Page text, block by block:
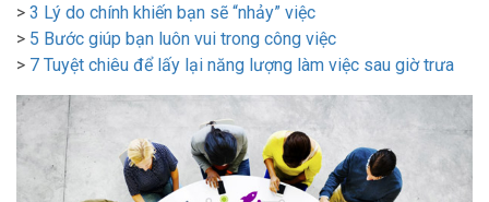
> 3 Lý do chính khiến bạn sẽ “nhảy” việc
> 5 Bước giúp bạn luôn vui trong công việc
> 7 Tuyệt chiêu để lấy lại năng lượng làm việc sau giờ trưa